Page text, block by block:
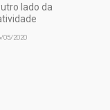
lado da
05/2020